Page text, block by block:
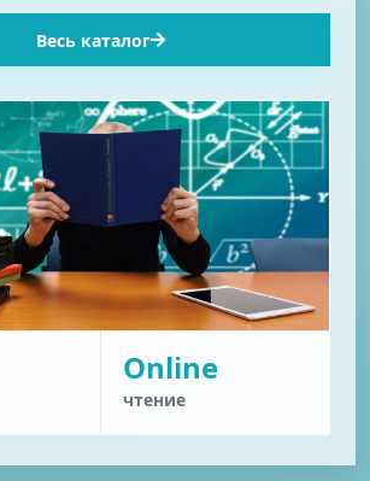
Весь каталог
Online
чтение